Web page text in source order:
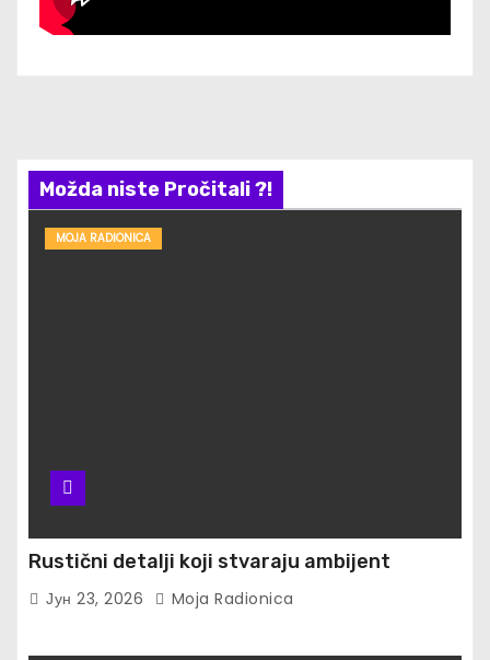
Možda niste Pročitali ?!
MOJA RADIONICA
Rustični detalji koji stvaraju ambijent
Јун 23, 2026 Moja Radionica